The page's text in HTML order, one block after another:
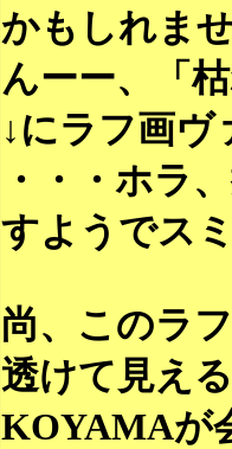
かもしれませ
んーー、「
↓にラフ画ヴ
・・・ホラ
すようでス
尚、このラ
透けて見え
KOYAMAが